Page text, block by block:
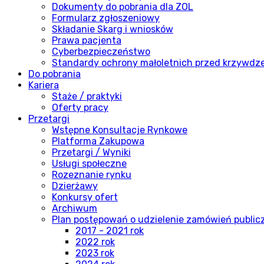
Dokumenty do pobrania dla ZOL
Formularz zgłoszeniowy
Składanie Skarg i wniosków
Prawa pacjenta
Cyberbezpieczeństwo
Standardy ochrony małoletnich przed
Do pobrania
Kariera
Staże / praktyki
Oferty pracy
Przetargi
Wstępne Konsultacje Rynkowe
Platforma Zakupowa
Przetargi / Wyniki
Usługi społeczne
Rozeznanie rynku
Dzierżawy
Konkursy ofert
Archiwum
Plan postępowań o udzielenie zamówień
2017 - 2021 rok
2022 rok
2023 rok